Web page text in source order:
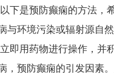
下是预防癫痫的方法，
与环境污染或辐射源自
即用药物进行操作，并
，预防癫痫的引发因素